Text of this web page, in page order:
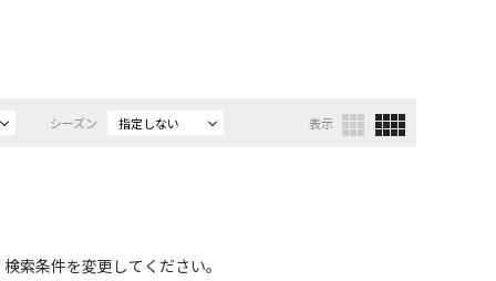
シーズン 指定しない 表示
索条件を変更してください。